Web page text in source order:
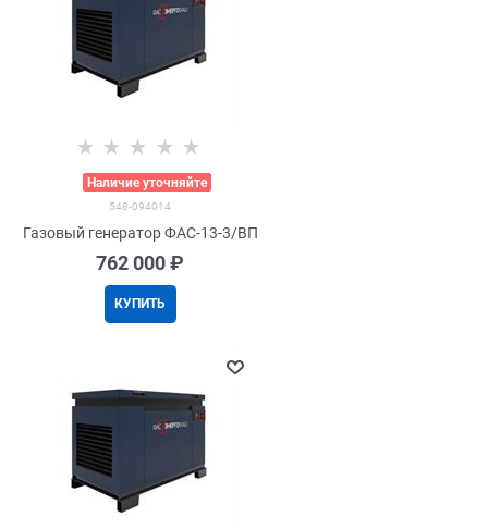
Наличие уточняйте
548-094014
Газовый генератор ФАС-13-3/ВП
762 000 ₽
КУПИТЬ